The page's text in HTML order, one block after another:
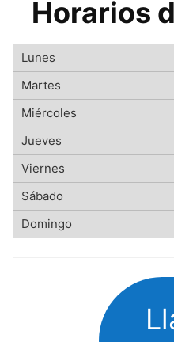
Horarios